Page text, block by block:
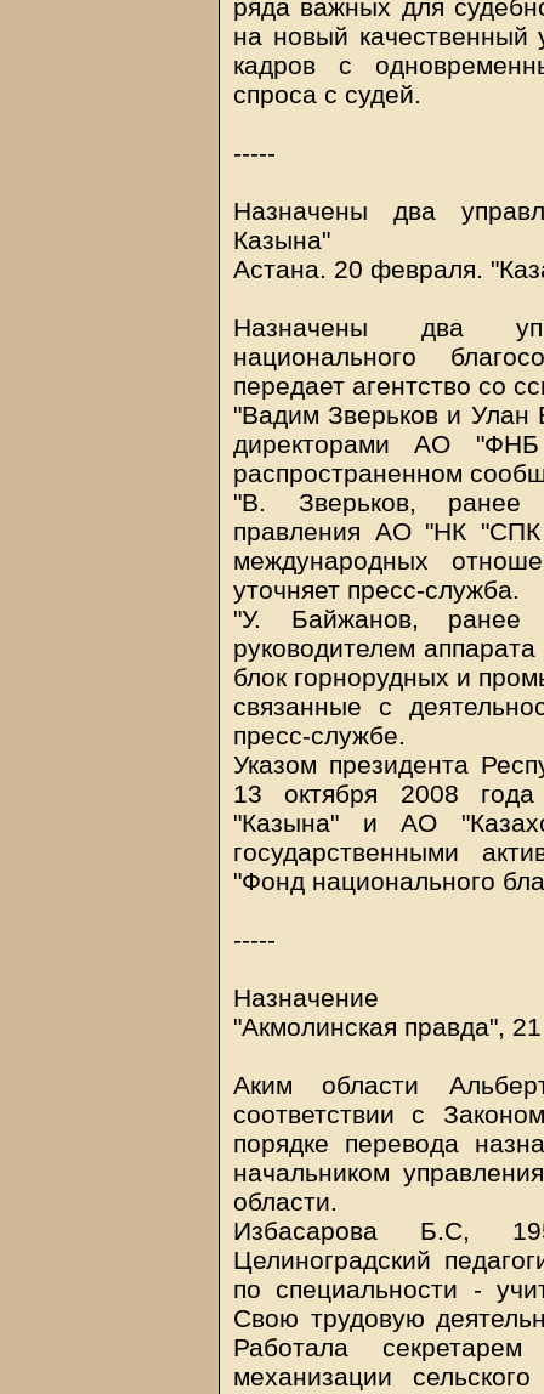
ряда важных для
на новый качественный
кадров с
спроса с судей.
-----
Назначены два
Казына"
Астана. 20 февраля.
Назначены два
национального
передает агентство со
"Вадим Зверьков и
директорами АО
распространенном
"В. Зверьков, ранее
правления АО "НК "СПК
международных
уточняет пресс-служба.
"У. Байжанов, ранее
руководителем
блок горнорудных и
связанные с
пресс-службе.
Указом президента
13 октября 2008
"Казына" и АО
государственными
"Фонд национального
-----
Назначение
"Акмолинская правда",
Аким области
соответствии с
порядке перевода
начальником
области.
Избасарова Б.С,
Целиноградский
по специальности -
Свою трудовую
Работала
механизации